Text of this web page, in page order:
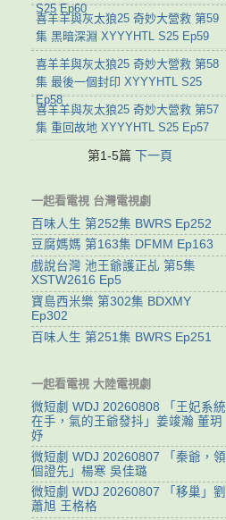
S25 Ep60
喜羊羊與灰太狼25 奇妙大營救 第59
集 黑暗深淵 XYYYHTL S25 Ep59
喜羊羊與灰太狼25 奇妙大營救 第58
集 最後一個封印 XYYYHTL S25
Ep58
喜羊羊與灰太狼25 奇妙大營救 第57
集 重回故地 XYYYHTL S25 Ep57
第1-5篇 下一頁
一起看電視 台灣電視劇
百味人生 第252集 BWRS Ep252
豆腐媽媽 第163集 DFMM Ep163
戲說台灣 池王爺護正乩 第5集
XSTW2616 Ep5
寶島西米樂 第302集 BDXMY
Ep302
百味人生 第251集 BWRS Ep251
一起看電視 大陸電視劇
微短劇 WDJ 20260808 「王妃系統
在手，氣的王爺發抖」姜竣瀚 董玥
妤
微短劇 WDJ 20260807 「秦爺，領
個證先」楊寒 吳佳璐
微短劇 WDJ 20260807 「移巢」劉
蕭旭 王格格